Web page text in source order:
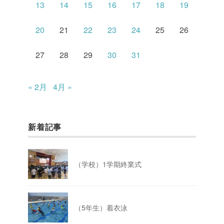
13 14 15 16 17 18 19
20 21 22 23 24 25 26
27 28 29 30 31
« 2月 4月 »
新着記事
（学校）1学期終業式
（5年生）着衣泳